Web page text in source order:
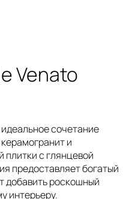
Venato
сочетание
и
плитки с глянцевой
предоставляет богатый
добавить роскошный
интерьеру.